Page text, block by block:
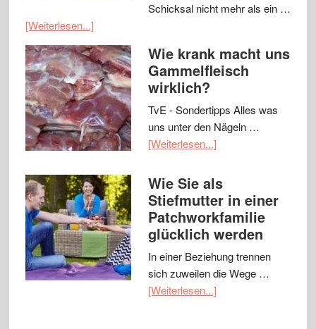
Schicksal nicht mehr als ein …
[Weiterlesen...]
Wie krank macht uns
Gammelfleisch
wirklich?
TvE - Sondertipps Alles was
uns unter den Nägeln …
[Weiterlesen...]
Wie Sie als
Stiefmutter in einer
Patchworkfamilie
glücklich werden
In einer Beziehung trennen
sich zuweilen die Wege …
[Weiterlesen...]